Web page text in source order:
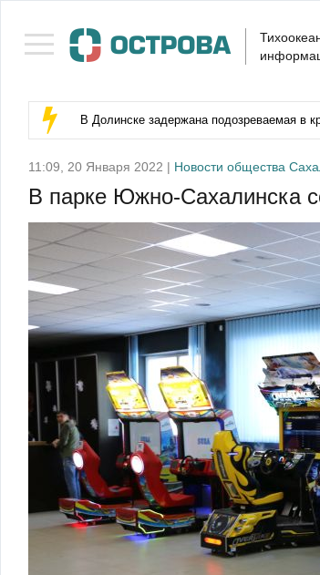
В Долинске задержана подозреваемая в
11:09, 20 Января 2022 | Новости общества
В парке Южно-Сахалинска